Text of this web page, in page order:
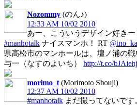
Nozommy (のん♪)
12:33 AM 10/02 2010
あー、こういうデザイン好きー
#manhotalk ナイスマンホ！ RT
県高松市のマンホールは、壇ノ浦の
与一（なすのよいち） http://t.co/bJAiehj
morimo_t (Morimoto Shouji)
12:37 AM 10/02 2010
#manhotalk まだ撮ってないです